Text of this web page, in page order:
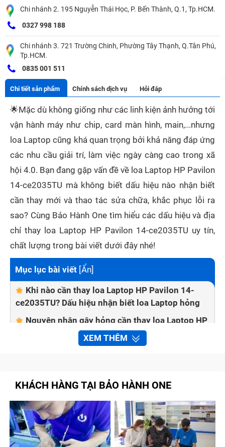
Chi nhánh 2. 195 Nguyễn Thái Học, P. Bến Thành, Q.1, Tp.HCM.
0327 998 188
Chi nhánh 3. 721 Trường Chinh, Phường Tây Thạnh, Q.Tân Phú,
Tp.HCM.
0835 001 511
Chi tiết sản phẩm Chính sách dịch vụ Hỏi đáp
🌟Mặc dù không giống như các linh kiện ảnh hưởng tới
vận hành máy như chip, card màn hình, main,...nhưng
loa Laptop cũng khá quan trọng bởi khả năng đáp ứng
các nhu cầu giải trí, làm việc ngày càng cao trong xã
hội 4.0. Bạn đang gặp vấn đề về loa Laptop HP Pavilon
14-ce2035TU mà không biết dấu hiệu nào nhận biết
cần thay mới và thao tác sửa chữa, khắc phục lỗi ra
sao? Cùng Bảo Hành One tìm hiểu các dấu hiệu và địa
chỉ thay loa Laptop HP Pavilon 14-ce2035TU uy tín,
chất lượng trong bài viết dưới đây nhé!
Mục lục bài viết [Ẩn]
Khi nào cần thay loa Laptop HP Pavilon 14-
ce2035TU? Dấu hiệu nhận biết loa Laptop hỏng
Nguyên nhân gây hỏng cần thay loa Laptop HP
Pavilon 14-ce2035TU là gì?
Bảo Hành One - địa chỉ thay loa Laptop HP
Pavilon 14-ce2035TU chính hãng, uy tín
Chia sẻ những lưu ý khi sử dụng tránh hỏng loa
Laptop HP Pavilon 14-ce2035TU
XEM THÊM
KHÁCH HÀNG TẠI BẢO HÀNH ONE